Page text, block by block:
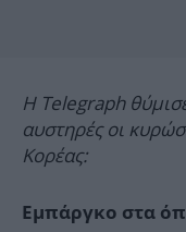
Η Telegraph
αυστηρές οι
Κορέας:
Εμπάργκο στα